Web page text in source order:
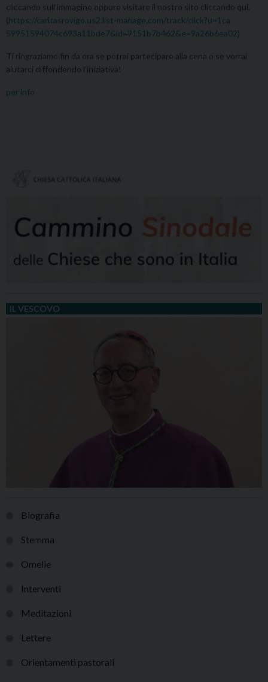
cliccando sull’immagine oppure visitare il nostro sito cliccando qui.
(https://caritasrovigo.us2.list-manage.com/track/click?u=1ca
59951594074c693a11bde7&id=9151 b7b462&e=9a26b6ea02)
Ti ringraziamo fin da ora se potrai partecipare alla cena o se vorrai
aiutarci diffondendo l’iniziativa!
per info
IL VESCOVO
Biografia
Stemma
Omelie
Interventi
Meditazioni
Lettere
Orientamenti pastorali